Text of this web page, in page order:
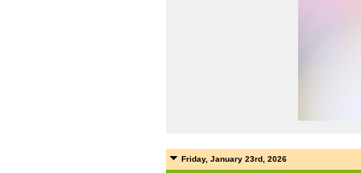
Friday, January 23rd, 2026